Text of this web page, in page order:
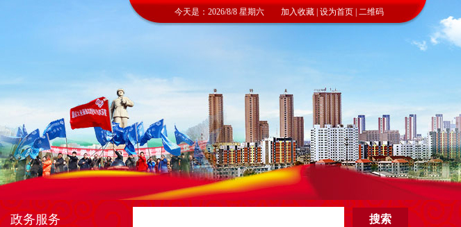
今天是：2026/8/8 星期六 加入收藏 | 设为首页 | 二维码
政务服务